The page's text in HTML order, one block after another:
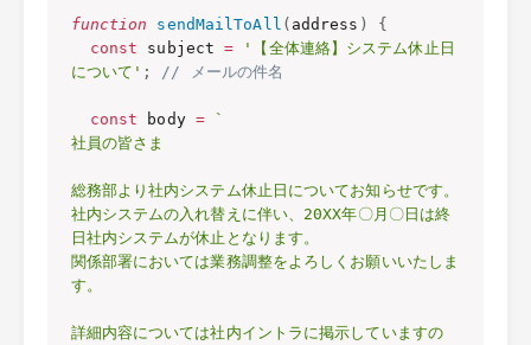
function sendMailToAll ( address )
{
const subject =
'【全体連絡】システム休止日
について' ; // メールの件名
const body =
`
社員の皆さま
総務部より社内システム休止日についてお知らせです。
社内システムの入れ替えに伴い、20XX年〇月〇日は終
日社内システムが休止となります。
関係部署においては業務調整をよろしくお願いいたしま
す。
詳細内容については社内イントラに掲示していますの